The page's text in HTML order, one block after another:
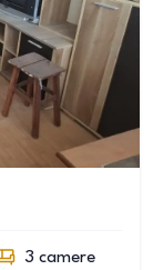
3 camere